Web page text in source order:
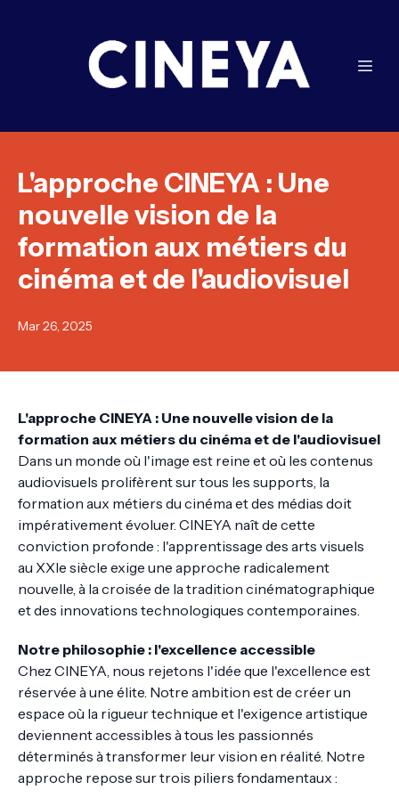
L'approche CINEYA : Une
nouvelle vision de la
formation aux métiers du
cinéma et de l'audiovisuel
Mar 26, 2025
L'approche CINEYA : Une nouvelle vision de la
formation aux métiers du cinéma et de l'audiovisuel
Dans un monde où l'image est reine et où les contenus
audiovisuels prolifèrent sur tous les supports, la
formation aux métiers du cinéma et des médias doit
impérativement évoluer. CINEYA naît de cette
conviction profonde : l'apprentissage des arts visuels
au XXIe siècle exige une approche radicalement
nouvelle, à la croisée de la tradition cinématographique
et des innovations technologiques contemporaines.
Notre philosophie : l'excellence accessible
Chez CINEYA, nous rejetons l'idée que l'excellence est
réservée à une élite. Notre ambition est de créer un
espace où la rigueur technique et l'exigence artistique
deviennent accessibles à tous les passionnés
déterminés à transformer leur vision en réalité. Notre
approche repose sur trois piliers fondamentaux :